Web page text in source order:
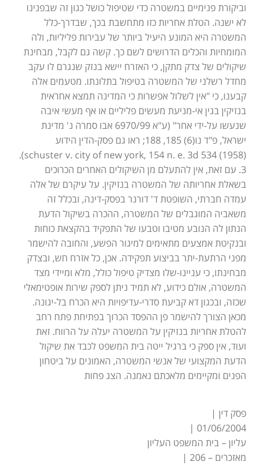
וביקורת פנימיים במשטרה כדי שטיפול כושל כגון זה שבפנינו
לא ישנה. הטלת אחריות כזו מתחשבת בכך, שבדרך-כלל
המשטרה היא המונע היעיל ביותר של עבירות פליליות, ולה
המומחיות והכלים הדרושים לשם כך. קשה גם לקבל, מבחינת
שיקולים של צדק מתקן, כי האזרח יישא בנזק שנגרם לו עקב
מחדל רשלני של המשטרה בטיפול בתלונתו. מטעמים אלה
קבענו, כי "אין לשלול אפשרות כי המדינה תמצא אחראית
בנזיקין בגין אי-מניעת מעשים פליליים או אף מעשי איבה
שנעשו על-ידי אחר" (ע"א 6970/99 אבו סמרה נ' מדינת
ישראל, פ"ד נו(6) 185, 188; ראו גם פסק-הדין הידוע
schuster v. city of new york, 154 n. e. 3d 534 (1958)).
3. עם זאת, אין להתעלם מן השיקולים האחרים הכרוכים
בשאלת אחריותה של המשטרה בנזיקין. על עיקרם של אלה
עמדה חברתי, השופטת ד' דורנר בפסק-דינה, ובכלל זה
משאביה המוגבלים של המשטרה, ההכרה בשיקול הדעת
הנתון לה הנובע מטיבו וטבעו של התפקיד בהקצאת כוחות
ובנקיטת אמצעים מתאימים למיגור הפשע, והחובה להישמר
מפני הרתעת-יתר בביצוע תפקידה. אכן, כל אזרח חש, ובצדק
מבחינתו, כי עניינו-שלו מצדיק טיפול כולל, מלא ומיידי מצד
המשטרה, אולם כידוע, לא תמיד ניתן לספק שירות אופטימאלי
שכזה, ובכגון דא קביעת סדרי-עדיפויות היא הכרח בל-יגונה.
מכאן הצורך להישמר פן ההפסד הכרוך בפתיחת פתח רחב
להטלת אחריות בנזיקין על המשטרה יעלה על הרווח. זאת
ועוד, אין ספק כי ברגיל ייטה בית המשפט לכבד את שיקול
הדעת המקצועי של אנשי המשטרה, האמונים על ביטחון
הפנים ומקיימים מלאכתם נאמנה. הצג פחות
פסק דין |
01/06/2004 |
עליון – בית המשפט העליון
מאזכרים – 206 |